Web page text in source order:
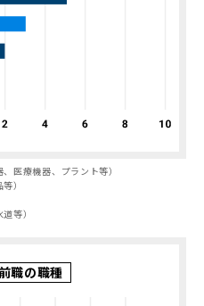
医療機器、プラント等）
）
等）
職の職種